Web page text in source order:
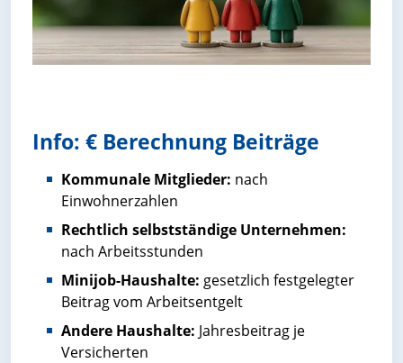
Info: € Berechnung Beiträge
Kommunale Mitglieder: nach
Einwohnerzahlen
Rechtlich selbstständige Unternehmen:
nach Arbeitsstunden
Minijob-Haushalte: gesetzlich festgelegter
Beitrag vom Arbeitsentgelt
Andere Haushalte: Jahresbeitrag je
Versicherten